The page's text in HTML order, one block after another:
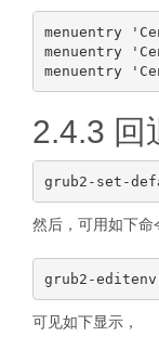
menuentry
menuentry
2.4.3 回
然后，可用如下命
可见如下显示，